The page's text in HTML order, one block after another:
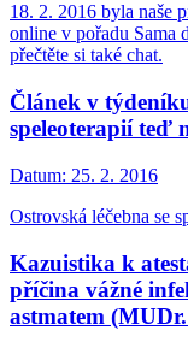
18. 2. 2016 byla naše
online v pořadu Sama
přečtěte si také chat.
Článek v
speleoterapií teď
Datum: 25. 2. 2016
Ostrovská léčebna se
Kazuistika k
příčina vážné
astmatem